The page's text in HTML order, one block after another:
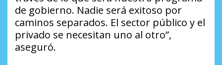
de gobierno. Nadie será exitoso por
caminos separados. El sector público y el
privado se necesitan uno al otro”,
aseguró.